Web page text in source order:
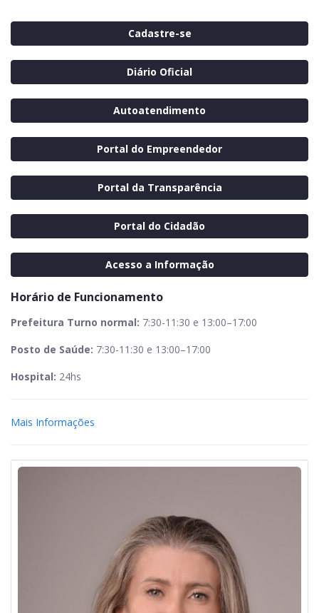
Cadastre-se
Diário Oficial
Autoatendimento
Portal do Empreendedor
Portal da Transparência
Portal do Cidadão
Acesso a Informação
Horário de Funcionamento
Prefeitura Turno normal: 7:30-11:30 e 13:00–17:00
Posto de Saúde: 7:30-11:30 e 13:00–17:00
Hospital: 24hs
Mais Informações